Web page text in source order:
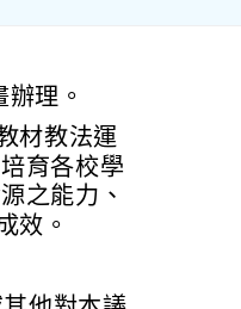
理。
材教法運
育各校學
之能力、
效。